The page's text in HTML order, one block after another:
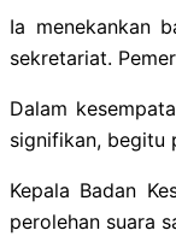
Ia menekankan
sekretariat.
Dalam
signifikan, begitu
Kepala Badan
perolehan suara